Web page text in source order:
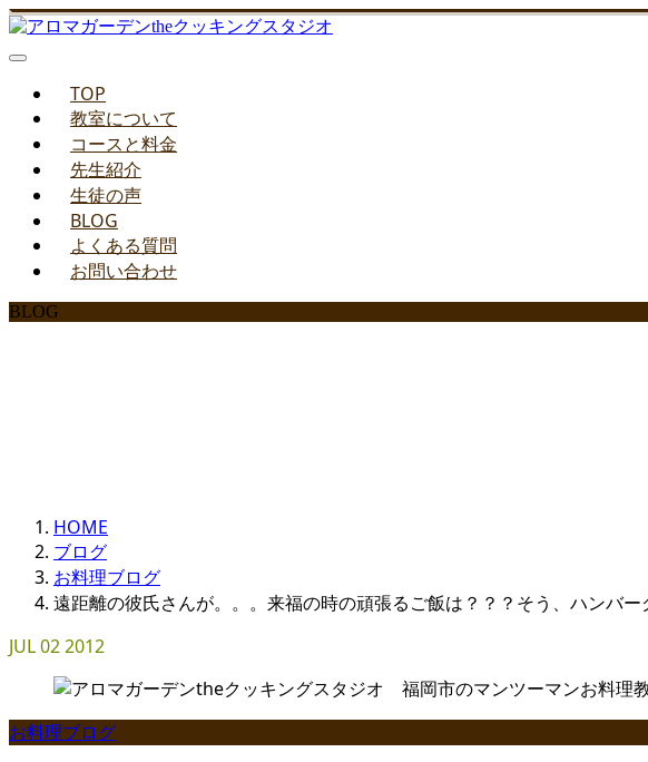
TOP
教室について
コースと料金
先生紹介
生徒の声
BLOG
よくある質問
お問い合わせ
BLOG
HOME
ブログ
お料理ブログ
遠距離の彼氏さんが。。。来福の時の頑張るご飯は？？？そう、ハンバー
JUL022012
お料理ブログ